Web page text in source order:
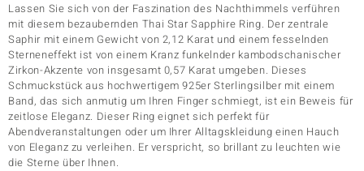
Lassen Sie sich von der Faszination des Nachthimmels verführen
mit diesem bezaubernden Thai Star Sapphire Ring. Der zentrale
Saphir mit einem Gewicht von 2,12 Karat und einem fesselnden
Sterneneffekt ist von einem Kranz funkelnder kambodschanischer
Zirkon-Akzente von insgesamt 0,57 Karat umgeben. Dieses
Schmuckstück aus hochwertigem 925er Sterlingsilber mit einem
Band, das sich anmutig um Ihren Finger schmiegt, ist ein Beweis für
zeitlose Eleganz. Dieser Ring eignet sich perfekt für
Abendveranstaltungen oder um Ihrer Alltagskleidung einen Hauch
von Eleganz zu verleihen. Er verspricht, so brillant zu leuchten wie
die Sterne über Ihnen.